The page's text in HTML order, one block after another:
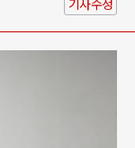
기사수정